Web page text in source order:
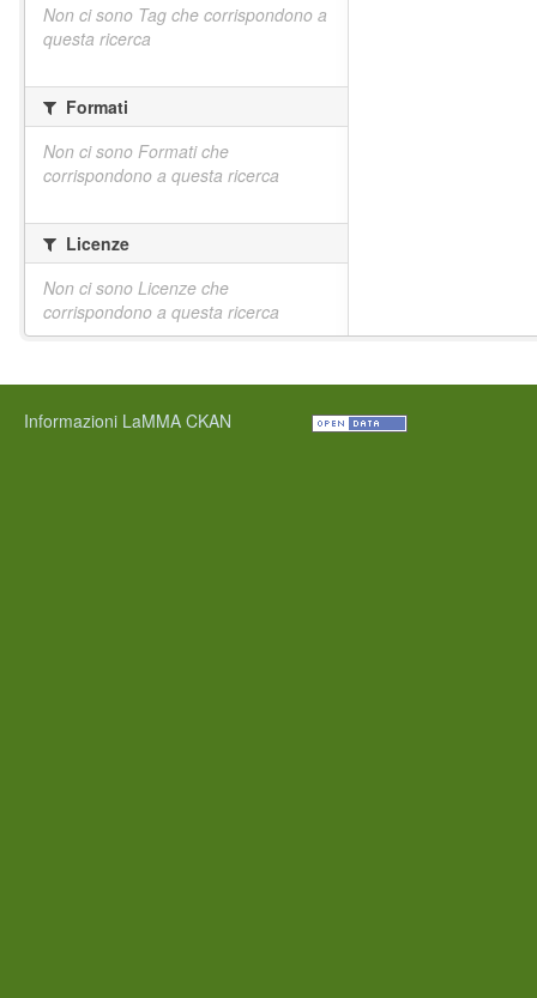
Non ci sono Tag che corrispondono a
questa ricerca
Formati
Non ci sono Formati che
corrispondono a questa ricerca
Licenze
Non ci sono Licenze che
corrispondono a questa ricerca
Informazioni LaMMA CKAN